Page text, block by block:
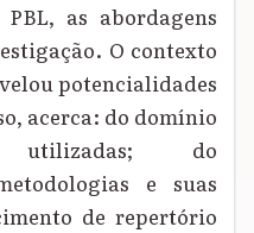
as abordagens
O contexto
potencialidades
acerca: do domínio
utilizadas; do
e suas
de repertório